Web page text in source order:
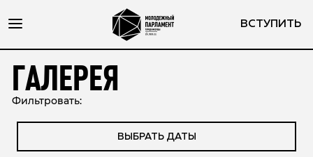
ВСТУПИТЬ
ГАЛЕРЕЯ
Фильтровать:
ВЫБРАТЬ ДАТЫ